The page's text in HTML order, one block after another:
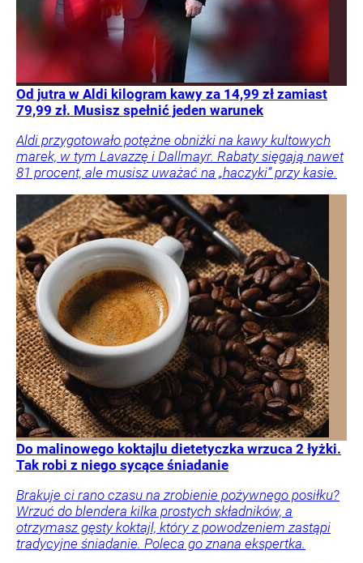
Od jutra w Aldi kilogram kawy za 14,99 zł zamiast
79,99 zł. Musisz spełnić jeden warunek
Aldi przygotowało potężne obniżki na kawy kultowych
marek, w tym Lavazzę i Dallmayr. Rabaty sięgają nawet
81 procent, ale musisz uważać na „haczyki” przy kasie.
Do malinowego koktajlu dietetyczka wrzuca 2 łyżki.
Tak robi z niego sycące śniadanie
Brakuje ci rano czasu na zrobienie pożywnego posiłku?
Wrzuć do blendera kilka prostych składników, a
otrzymasz gęsty koktajl, który z powodzeniem zastąpi
tradycyjne śniadanie. Poleca go znana ekspertka.